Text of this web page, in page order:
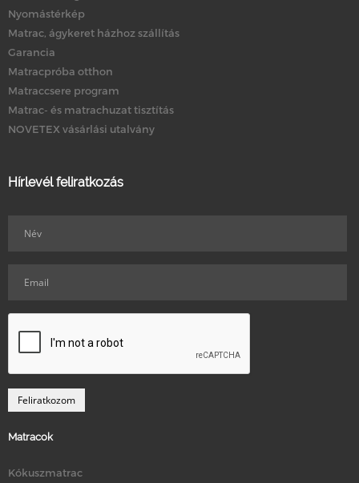
Nyomástérkép
Matrac, ágykeret házhoz szállítás
Garancia
Matracpróba otthon
Matraccsere program
Matrac- és matrachuzat tisztítás
NOVETEX vásárlási utalvány
Hírlevél feliratkozás
Matracok
Kókuszmatrac